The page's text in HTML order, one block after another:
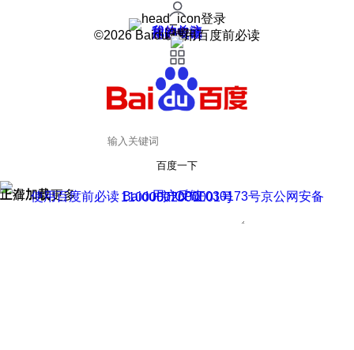
登录
我的关注
我的收藏
皮肤中心
用户反馈
设置
©2026 Baidu 使用百度前必读
百度一下
正在加载
上滑加载更多 用户反馈
使用百度前必读 Baidu 京ICP证030173号
京公网安备11000002000001号